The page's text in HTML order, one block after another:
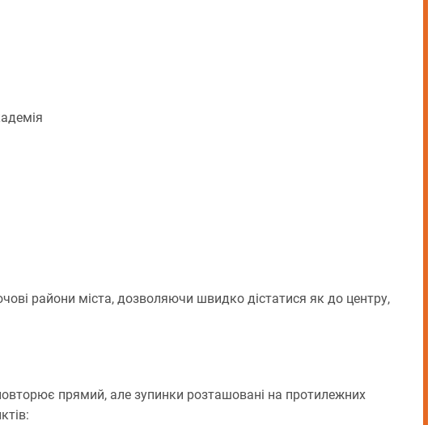
райони міста, дозволяючи швидко дістатися як до центру,
прямий, але зупинки розташовані на протилежних